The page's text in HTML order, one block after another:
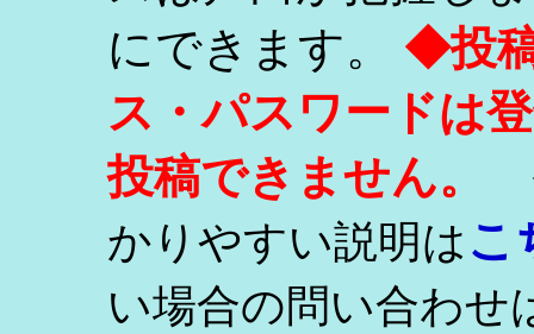
にできます。 ◆投
ス・パスワードは
投稿できません。
かりやすい説明はこ
い場合の問い合わせ